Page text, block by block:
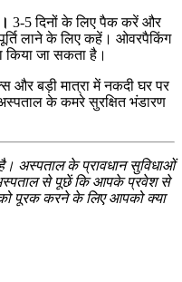
3-5 दिनों के लिए पैक करें और
लाने के लिए कहें। ओवरपैकिंग
किया जा सकता है।
और बड़ी मात्रा में नकदी घर पर
के कमरे सुरक्षित भंडारण
अस्पताल के प्रावधान सुविधाओं
अस्पताल से पूछें कि आपके प्रवेश से
पूरक करने के लिए आपको क्या